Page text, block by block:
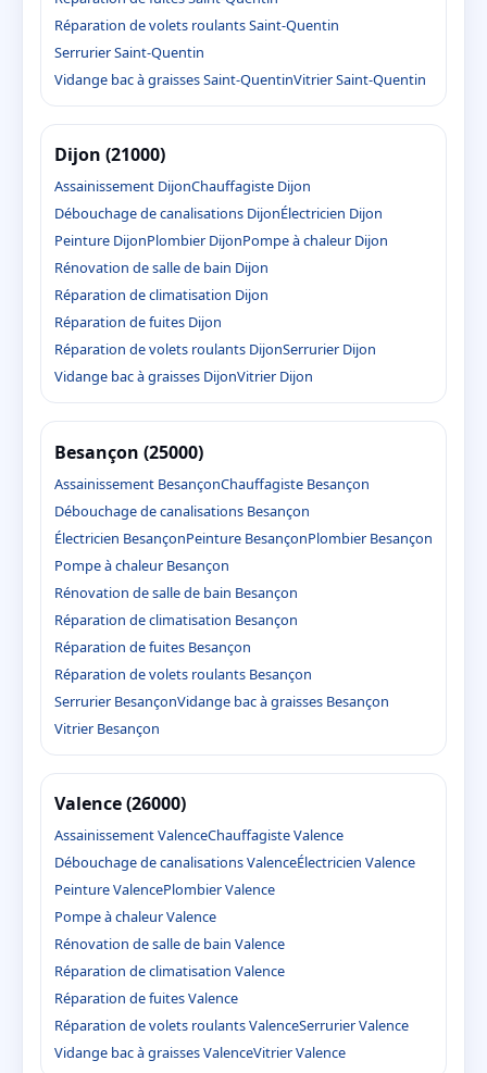
Réparation de volets roulants Saint-Quentin
Serrurier Saint-Quentin
Vidange bac à graisses Saint-QuentinVitrier Saint-Quentin
Dijon (21000)
Assainissement DijonChauffagiste Dijon
Débouchage de canalisations DijonÉlectricien Dijon
Peinture DijonPlombier DijonPompe à chaleur Dijon
Rénovation de salle de bain Dijon
Réparation de climatisation Dijon
Réparation de fuites Dijon
Réparation de volets roulants DijonSerrurier Dijon
Vidange bac à graisses DijonVitrier Dijon
Besançon (25000)
Assainissement BesançonChauffagiste Besançon
Débouchage de canalisations Besançon
Électricien BesançonPeinture BesançonPlombier Besançon
Pompe à chaleur Besançon
Rénovation de salle de bain Besançon
Réparation de climatisation Besançon
Réparation de fuites Besançon
Réparation de volets roulants Besançon
Serrurier BesançonVidange bac à graisses Besançon
Vitrier Besançon
Valence (26000)
Assainissement ValenceChauffagiste Valence
Débouchage de canalisations ValenceÉlectricien Valence
Peinture ValencePlombier Valence
Pompe à chaleur Valence
Rénovation de salle de bain Valence
Réparation de climatisation Valence
Réparation de fuites Valence
Réparation de volets roulants ValenceSerrurier Valence
Vidange bac à graisses ValenceVitrier Valence